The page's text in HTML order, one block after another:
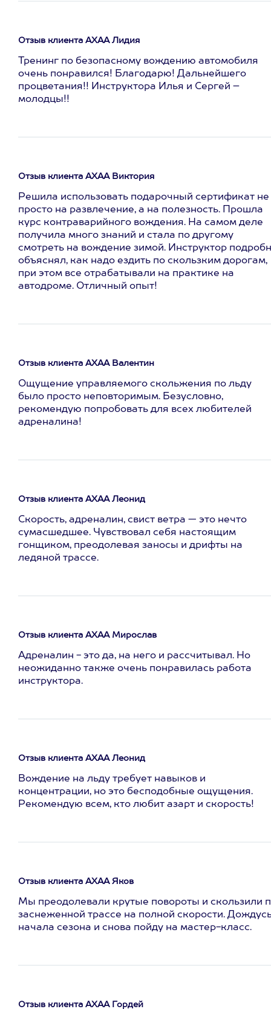
Отзыв клиента АХАА Лидия
Тренинг по безопасному вождению автомобиля
очень понравился! Благодарю! Дальнейшего
процветания!! Инструктора Илья и Сергей –
молодцы!!
Отзыв клиента АХАА Виктория
Решила использовать подарочный сертификат не
просто на развлечение, а на полезность. Прошла
курс контраварийного вождения. На самом деле
получила много знаний и стала по другому
смотреть на вождение зимой. Инструктор
объяснял, как надо ездить по скользким дорогам,
при этом все отрабатывали на практике на
автодроме. Отличный опыт!
Отзыв клиента АХАА Валентин
Ощущение управляемого скольжения по льду
было просто неповторимым. Безусловно,
рекомендую попробовать для всех любителей
адреналина!
Отзыв клиента АХАА Леонид
Скорость, адреналин, свист ветра — это нечто
сумасшедшее. Чувствовал себя настоящим
гонщиком, преодолевая заносы и дрифты на
ледяной трассе.
Отзыв клиента АХАА Мирослав
Адреналин - это да, на него и рассчитывал. Но
неожиданно также очень понравилась работа
инструктора.
Отзыв клиента АХАА Леонид
Вождение на льду требует навыков и
концентрации, но это бесподобные ощущения.
Рекомендую всем, кто любит азарт и скорость!
Отзыв клиента АХАА Яков
Мы преодолевали крутые повороты и скользили
заснеженной трассе на полной скорости.
начала сезона и снова пойду на мастер-класс.
Отзыв клиента АХАА Гордей